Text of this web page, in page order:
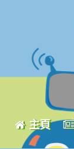
主頁